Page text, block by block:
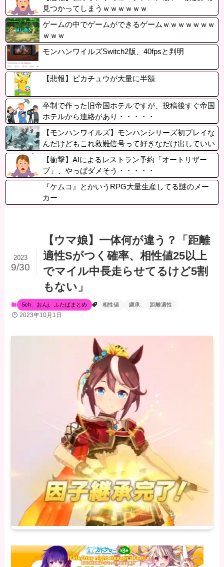
見つかってしまうｗｗｗｗｗｗ
ゲームの中でゲームができるゲームｗｗｗｗｗｗｗ
ｗｗｗ
モンハンワイルズSwitch2版、40fpsと判明
【悲報】ピカチュウが大量に半額
卒制で作った旧帝国ホテルですが、投稿後すぐ帝国
ホテルから連絡があり・・・・・
【モンハンワイルズ】モンハンシリーズ初プレイな
んだけどもこれ救難信号って好きなだけ出していい
ん？
【衝撃】AIによるレストラン予約「オートリザー
ブ」、やっぱダメそう・・・・・
『ケムコ』とかいうRPG大量生産してる謎のメー
カー
【ウマ娘】一体何が違う？「距離
適性Sがつく確率、相性値25以上
でマイル中長走らせてるけど5割
もない」
2023
9/30
5ch、おんj、ふたばまとめ 相性値 継承 距離適性
2023年10月1日